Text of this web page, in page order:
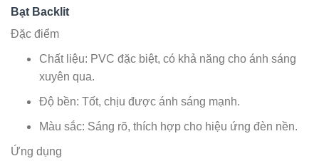
Bạt Backlit
Đặc điểm
Chất liệu: PVC đặc biệt, có khả năng cho ánh sáng
xuyên qua.
Độ bền: Tốt, chịu được ánh sáng mạnh.
Màu sắc: Sáng rõ, thích hợp cho hiệu ứng đèn nền.
Ứng dụng